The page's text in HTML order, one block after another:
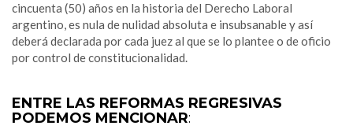
cincuenta (50) años en la historia del Derecho Laboral
argentino, es nula de nulidad absoluta e insubsanable y así
deberá declarada por cada juez al que se lo plantee o de oficio
por control de constitucionalidad.
ENTRE LAS REFORMAS REGRESIVAS
PODEMOS MENCIONAR: